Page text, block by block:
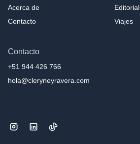
Acerca de
Contacto
Editorial
Viajes
Contacto
+51 944 426 766
hola@cleryneyravera.com